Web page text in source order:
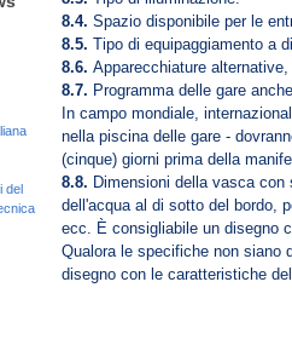
8.4. Spazio disponibile per le
8.5. Tipo di equipaggiamento a
8.6. Apparecchiature
8.7. Programma delle gare
In campo mondiale,
nella piscina delle gare -
(cinque) giorni prima della
8.8. Dimensioni della vasca
dell'acqua al di sotto del bordo,
ecc. È consigliabile un disegno
Qualora le specifiche non siano
disegno con le caratteristiche